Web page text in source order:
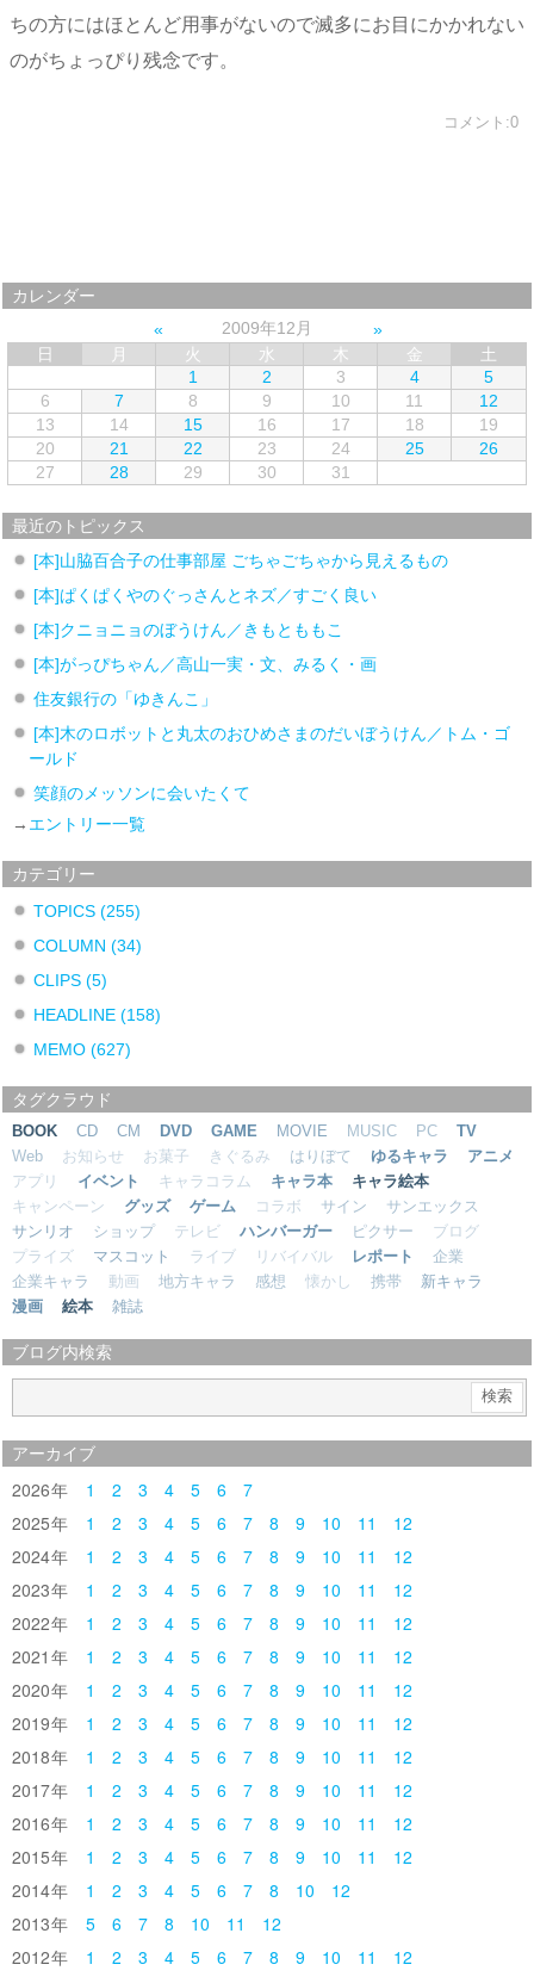
ちの方にはほとんど用事がないので滅多にお目にかかれない
のがちょっぴり残念です。
コメント:0
カレンダー
2009年12月
日
月 火 水 木 金
土
1
2 3 4
5
6
7 8 9 10 11
12
13
14 15 16 17 18
19
20
21 22 23 24 25
26
27
28 29 30 31
最近のトピックス
[本]山脇百合子の仕事部屋 ごちゃごちゃから見えるもの
[本]ぱくぱくやのぐっさんとネズ／すごく良い
[本]クニョニョのぼうけん／きもとももこ
[本]がっぴちゃん／高山一実・文、みるく・画
住友銀行の「ゆきんこ」
[本]木のロボットと丸太のおひめさまのだいぼうけん／トム・ゴ
ールド
笑顔のメッソンに会いたくて
→ エントリー一覧
カテゴリー
TOPICS(255)
COLUMN(34)
CLIPS(5)
HEADLINE(158)
MEMO(627)
タグクラウド
BOOK CD CM DVD GAME MOVIE MUSIC PC
TV
Web
お知らせ お菓子 きぐるみ はりぼて ゆるキャラ
アニメ
アプリ
イベント キャラコラム キャラ本
キャラ絵本
キャンペーン
グッズ ゲーム コラボ サイン
サンエックス
サンリオ
ショップ テレビ ハンバーガー ピクサー
ブログ
プライズ
マスコット ライブ リバイバル レポート
企業
企業キャラ
動画 地方キャラ 感想 懐かし 携帯
新キャラ
漫画
絵本 雑誌
ブログ内検索
アーカイブ
2026 1 2 3 4 5 6
7
2025
1 2 3 4 5 6 7 8 9 10 11
12
2024
1 2 3 4 5 6 7 8 9 10 11
12
2023
1 2 3 4 5 6 7 8 9 10 11
12
2022
1 2 3 4 5 6 7 8 9 10 11
12
2021
1 2 3 4 5 6 7 8 9 10 11
12
2020
1 2 3 4 5 6 7 8 9 10 11
12
2019
1 2 3 4 5 6 7 8 9 10 11
12
2018
1 2 3 4 5 6 7 8 9 10 11
12
2017
1 2 3 4 5 6 7 8 9 10 11
12
2016
1 2 3 4 5 6 7 8 9 10 11
12
2015
1 2 3 4 5 6 7 8 9 10 11
12
2014
1 2 3 4 5 6 7 8 10
12
2013
5 6 7 8 10 11
12
2012
1 2 3 4 5 6 7 8 9 10 11
12